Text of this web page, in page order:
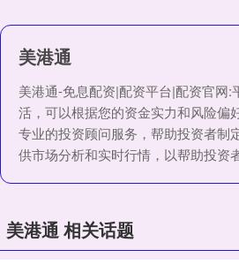
美港通
美港通-免息配资|配资平台|配资官网:
活，可以根据您的资金实力和风险偏
专业的投资顾问服务，帮助投资者制
供市场分析和实时行情，以帮助投资
美港通 相关话题